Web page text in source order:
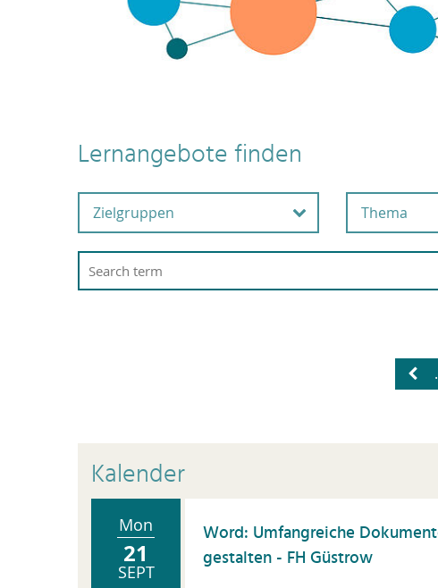
Lernangebote finden
Zielgruppen
Alle Beschäftigten
Beschäftigte in der
Professor:innen
Wissenschaftler:innen
Thema
Kalender
Mon
21
SEPT
Word: Umfangreiche
gestalten - FH Güstrow